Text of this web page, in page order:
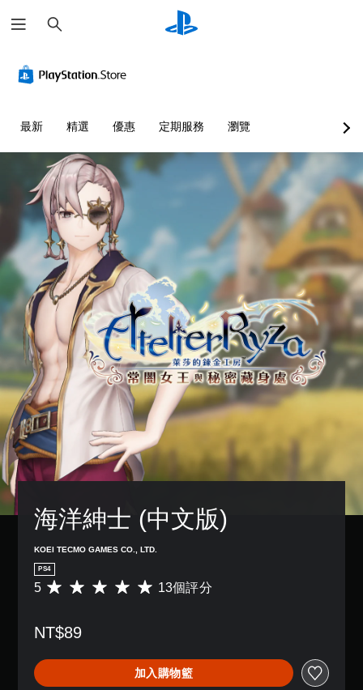
尋
最新 精選 優惠 定期服務 瀏覽
海洋紳士 (中文版)
KOEI TECMO GAMES CO., LTD.
PS4
平
分
5
顆
5 13個評分
NT$89
加入購物籃